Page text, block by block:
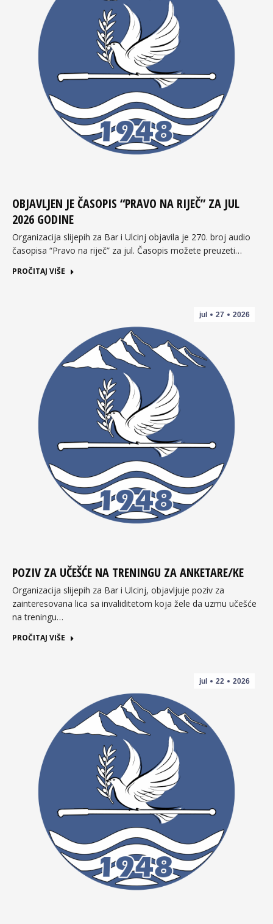
OBJAVLJEN JE ČASOPIS “PRAVO NA RIJEČ” ZA JUL
2026 GODINE
Organizacija slijepih za Bar i Ulcinj objavila je 270. broj audio
časopisa “Pravo na riječ” za jul. Časopis možete preuzeti…
PROČITAJ VIŠE
jul 27 2026
POZIV ZA UČEŠĆE NA TRENINGU ZA ANKETARE/KE
Organizacija slijepih za Bar i Ulcinj, objavljuje poziv za
zainteresovana lica sa invaliditetom koja žele da uzmu učešće
na treningu…
PROČITAJ VIŠE
jul 22 2026